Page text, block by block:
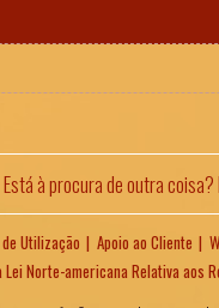
Está à procura de outra coisa?
Utilização Apoio ao Cliente
Norte-americana Relativa aos